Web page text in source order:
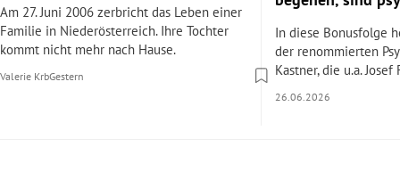
Am 27. Juni 2006 zerbricht das Leben einer
Familie in Niederösterreich. Ihre Tochter
kommt nicht mehr nach Hause.
Valerie KrbGestern
In diese Bonusfolge
der renommierten
Kastner, die u.a.
26.06.2026